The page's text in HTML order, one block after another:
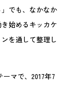
でも、なかなか
始めるキッカケ
を通して整理し
マで、2017年7